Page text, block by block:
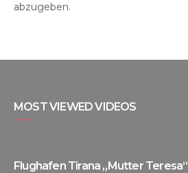
abzugeben.
MOST VIEWED VIDEOS
Flughafen Tirana „Mutter Teresa“